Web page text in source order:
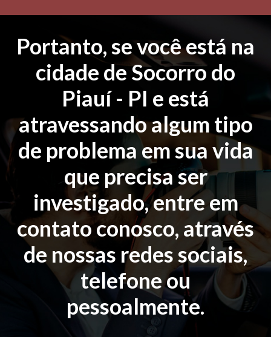
Portanto, se você está na
cidade de Socorro do
Piauí - PI e está
atravessando algum tipo
de problema em sua vida
que precisa ser
investigado, entre em
contato conosco, através
de nossas redes sociais,
telefone ou
pessoalmente.